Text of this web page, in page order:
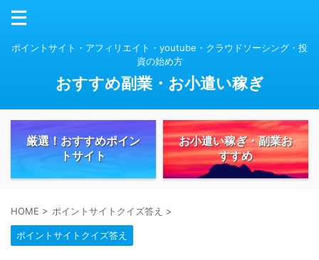
ポイントサイト・アフィリエイト・youtube・クラウドソーシング・投
資の始め方
おすすめ副業・お小遣い稼ぎ
厳選！おすすめポイン
トサイト
お小遣い稼ぎ・副業お
すすめ
HOME > ポイントサイトクイズ答え >
ポイントサイトクイズ答え